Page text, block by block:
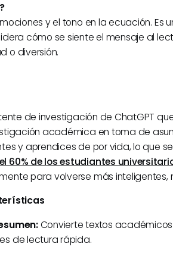
y el tono en la ecuación. Es
cómo se siente el mensaje al
o diversión.
de investigación de ChatGPT
académica en toma de
y aprendices de por vida, lo que
el 60% de los estudiantes
para volverse más inteligentes,
Convierte textos
de lectura rápida.